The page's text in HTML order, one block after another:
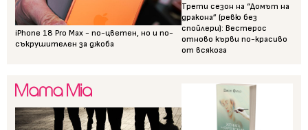
iPhone 18 Pro Max - по-цветен, но и по-
съкрушителен за джоба
Трети сезон на “Домът на
дракона” (ревю без
спойлери): Вестерос
отново кърви по-красиво
от всякога